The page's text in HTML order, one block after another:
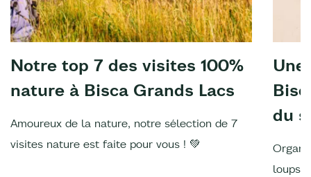
Notre top 7 des visites 100%
nature à Bisca Grands Lacs
Amoureux de la nature, notre sélection de 7
visites nature est faite pour vous ! 💚
du
loups,